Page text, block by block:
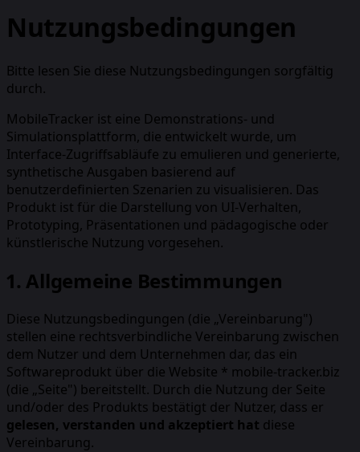
Nutzungsbedingungen
Bitte lesen Sie diese Nutzungsbedingungen sorgfältig
durch.
MobileTracker ist eine Demonstrations- und
Simulationsplattform, die entwickelt wurde, um
Interface-Zugriffsabläufe zu emulieren und generierte,
synthetische Ausgaben basierend auf
benutzerdefinierten Szenarien zu visualisieren. Das
Produkt ist für die Darstellung von UI-Verhalten,
Prototyping, Präsentationen und pädagogische oder
künstlerische Nutzung vorgesehen.
1. Allgemeine Bestimmungen
Diese Nutzungsbedingungen (die „Vereinbarung")
stellen eine rechtsverbindliche Vereinbarung zwischen
dem Nutzer und dem Unternehmen dar, das ein
Softwareprodukt über die Website * mobile-tracker.biz
(die „Seite") bereitstellt. Durch die Nutzung der Seite
und/oder des Produkts bestätigt der Nutzer, dass er
gelesen, verstanden und akzeptiert hat diese
Vereinbarung.